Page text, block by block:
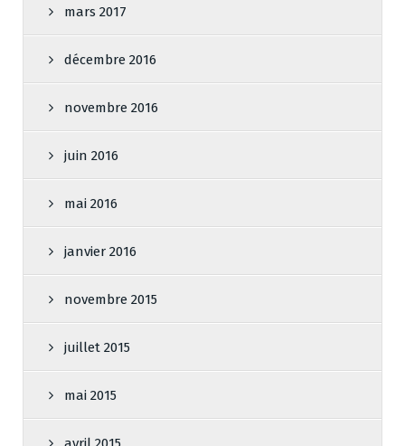
mars 2017
décembre 2016
novembre 2016
juin 2016
mai 2016
janvier 2016
novembre 2015
juillet 2015
mai 2015